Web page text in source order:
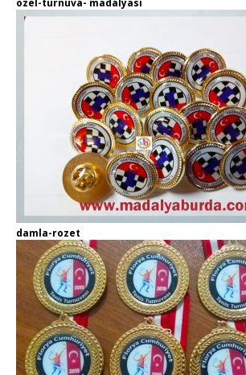
damla-rozet